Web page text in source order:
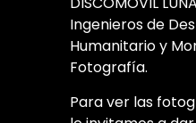
Ingenieros de
Humanitario y
Fotografía.
Para ver las